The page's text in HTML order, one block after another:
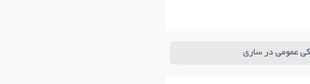
عمومی در ساری